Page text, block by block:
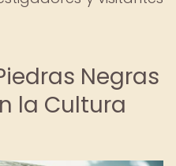
Negras
la Cultura